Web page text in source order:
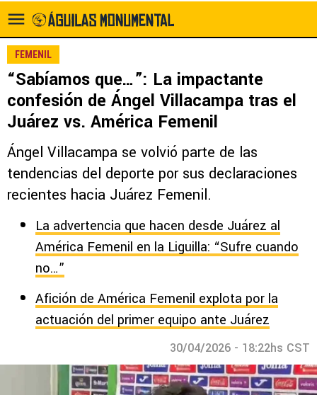
FEMENIL
“Sabíamos que…”: La impactante
confesión de Ángel Villacampa tras el
Juárez vs. América Femenil
Ángel Villacampa se volvió parte de las
tendencias del deporte por sus declaraciones
recientes hacia Juárez Femenil.
La advertencia que hacen desde Juárez al
América Femenil en la Liguilla: “Sufre cuando
no…”
Afición de América Femenil explota por la
actuación del primer equipo ante Juárez
30/04/2026 - 18:22hs CST